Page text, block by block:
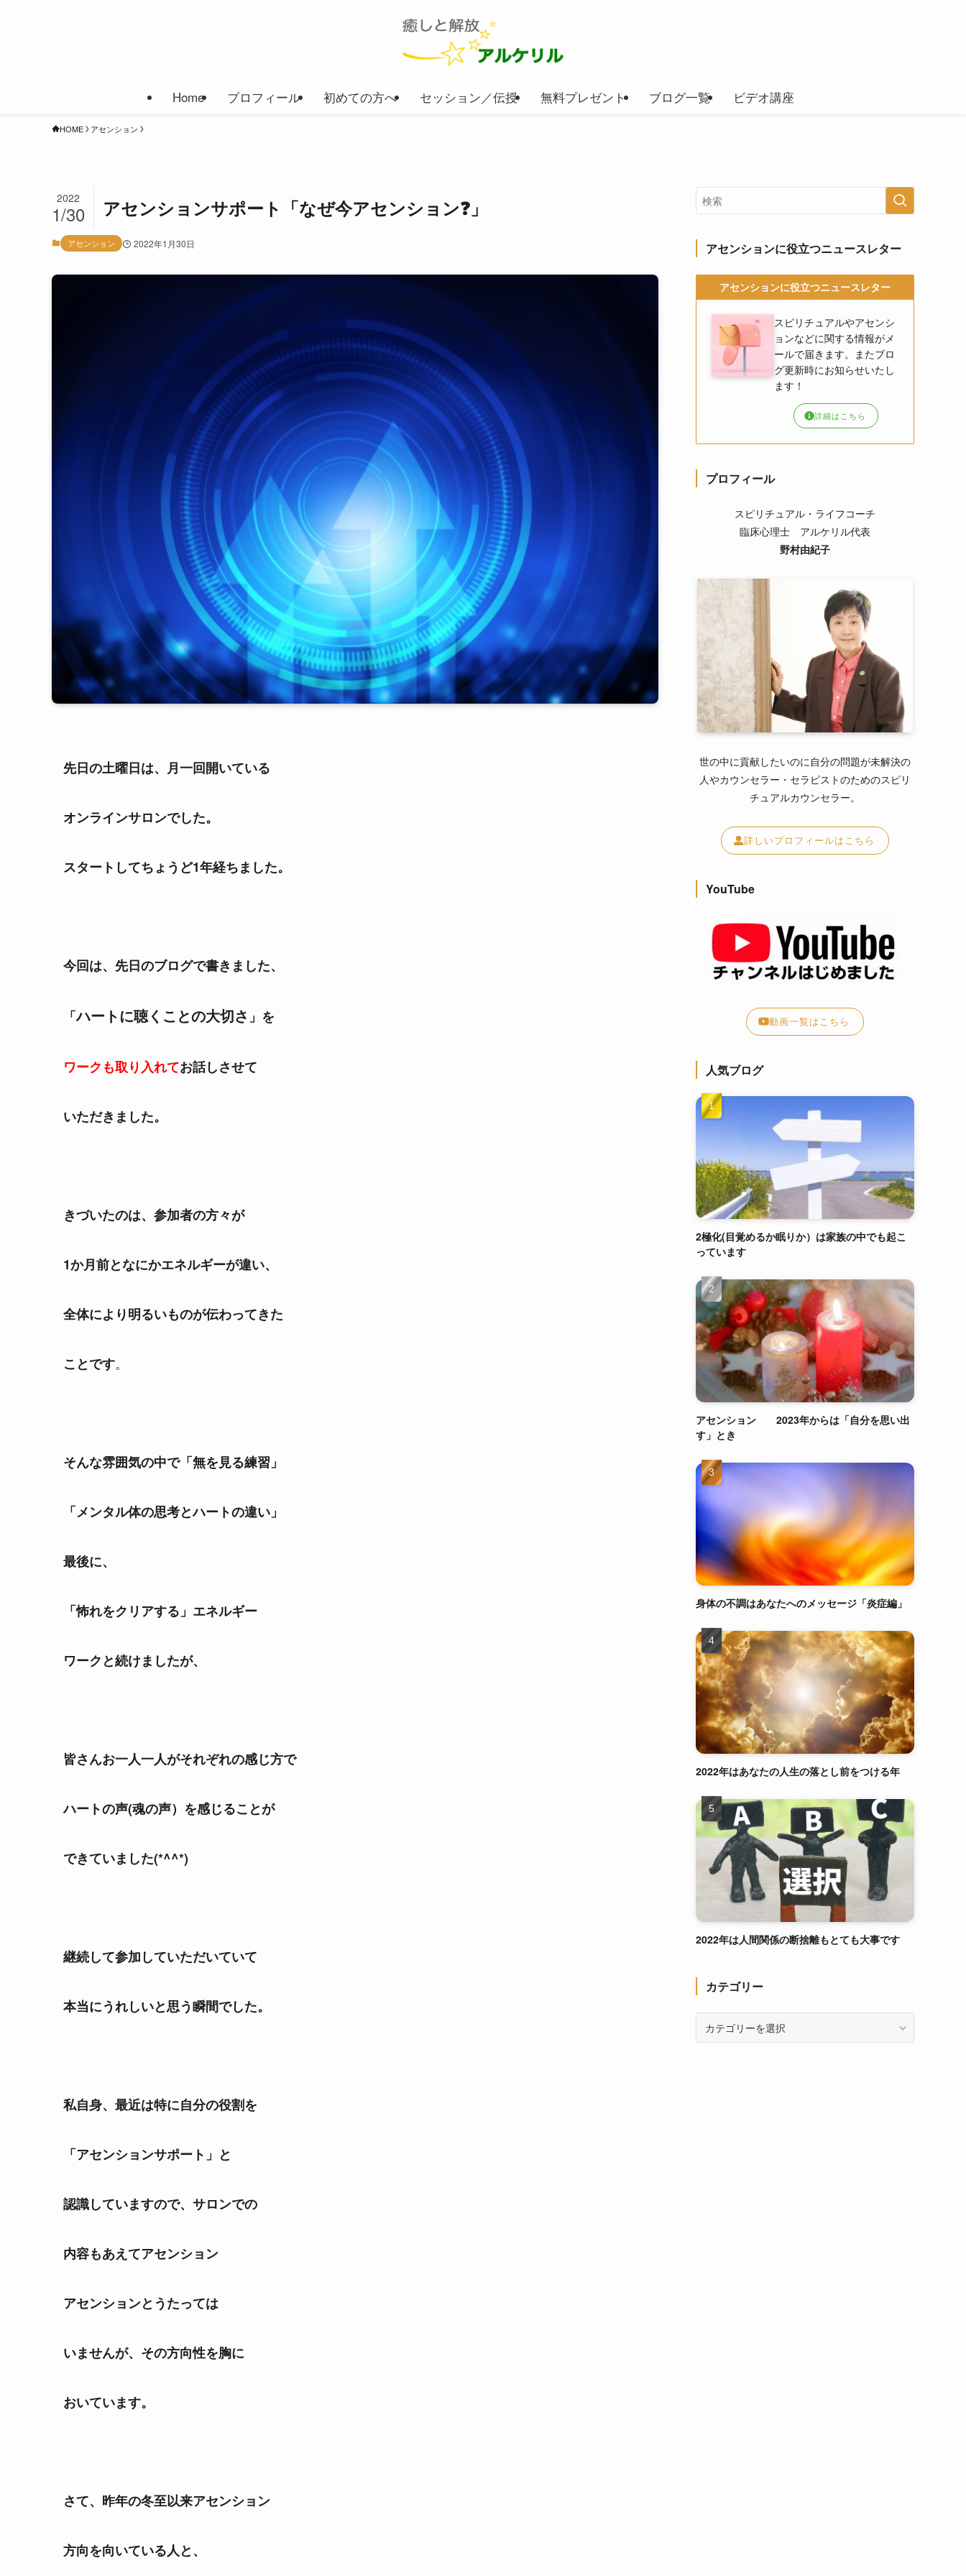
Home プロフィール 初めての方へ セッション／伝授 無料プレゼント ブログ一覧 ビデオ講座
HOME アセンション
アセンションサポート「なぜ今アセンション❓」
2022
1/30
アセンション 2022年1月30日
先日の土曜日は、月一回開いている
オンラインサロンでした。
スタートしてちょうど1年経ちました。
今回は、先日のブログで書きました、
「ハートに聴くことの大切さ」を
ワークも取り入れてお話しさせて
いただきました。
きづいたのは、参加者の方々が
1か月前となにかエネルギーが違い、
全体により明るいものが伝わってきた
ことです。
そんな雰囲気の中で「無を見る練習」
「メンタル体の思考とハートの違い」
最後に、
「怖れをクリアする」エネルギー
ワークと続けましたが、
皆さんお一人一人がそれぞれの感じ方で
ハートの声(魂の声）を感じることが
できていました(*^^*)
継続して参加していただいていて
本当にうれしいと思う瞬間でした。
私自身、最近は特に自分の役割を
「アセンションサポート」と
認識していますので、サロンでの
内容もあえてアセンション
アセンションとうたっては
いませんが、その方向性を胸に
おいています。
さて、昨年の冬至以来アセンション
方向を向いている人と、
アセンションに役立つニュースレター
アセンションに役立つニュースレター
スピリチュアルやアセンシ
ョンなどに関する情報がメ
ールで届きます。またブロ
グ更新時にお知らせいたし
ます！
詳細はこちら
プロフィール
スピリチュアル・ライフコーチ
臨床心理士 アルケリル代表
野村由紀子
世の中に貢献したいのに自分の問題が未解決の
人やカウンセラー・セラピストのためのスピリ
チュアルカウンセラー。
詳しいプロフィールはこちら
YouTube
動画一覧はこちら
人気ブログ
2極化(目覚めるか眠りか）は家族の中でも起こ
っています
アセンション 2023年からは「自分を思い出
す」とき
身体の不調はあなたへのメッセージ「炎症編」
2022年はあなたの人生の落とし前をつける年
2022年は人間関係の断捨離もとても大事です
カテゴリー